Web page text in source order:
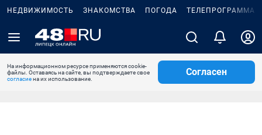
НЕДВИЖИМОСТЬ ЗНАКОМСТВА ПОГОДА ТЕЛЕПРОГРАММА
На информационном ресурсе применяются cookie-
файлы. Оставаясь на сайте, вы подтверждаете свое
согласиена их использование.
Согласен